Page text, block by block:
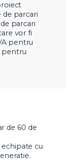
parcari
parcari
vor fi
pentru
pentru
de 60 de
cu